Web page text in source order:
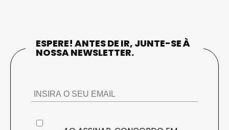
ESPERE! ANTES DE IR, JUNTE-SE À
NOSSA NEWSLETTER.